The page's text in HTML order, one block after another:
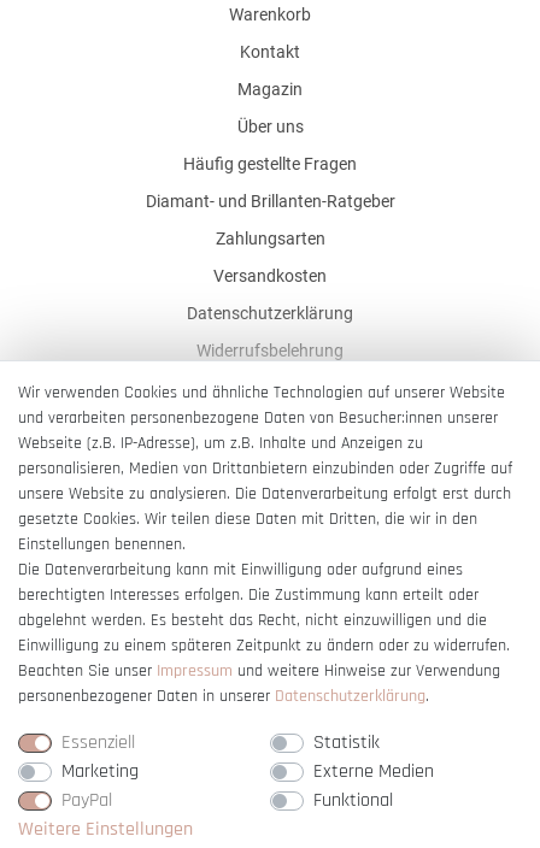
Warenkorb
Kontakt
Magazin
Über uns
Häufig gestellte Fragen
Diamant- und Brillanten-Ratgeber
Zahlungsarten
Versandkosten
Datenschutzerklärung
Widerrufsbelehrung
AGB
Impressum
Barrierefreiheitserklärung
Vertrag widerrufen
Wir verwenden Cookies und ähnliche Technologien auf unserer Website
und verarbeiten personenbezogene Daten von Besucher:innen unserer
Webseite (z.B. IP-Adresse), um z.B. Inhalte und Anzeigen zu
personalisieren, Medien von Drittanbietern einzubinden oder Zugriffe auf
unsere Website zu analysieren. Die Datenverarbeitung erfolgt erst durch
gesetzte Cookies. Wir teilen diese Daten mit Dritten, die wir in den
Einstellungen benennen.
Die Datenverarbeitung kann mit Einwilligung oder aufgrund eines
berechtigten Interesses erfolgen. Die Zustimmung kann erteilt oder
abgelehnt werden. Es besteht das Recht, nicht einzuwilligen und die
Einwilligung zu einem späteren Zeitpunkt zu ändern oder zu widerrufen.
Beachten Sie unser Impressum und weitere Hinweise zur Verwendung
personenbezogener Daten in unserer Daten­schutz­erklärung.
Essenziell
Statistik
Marketing
Externe Medien
PayPal
Funktional
Weitere Einstellungen